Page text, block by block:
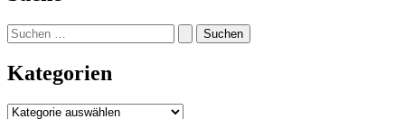
Suchen
nach:
Kategorien
Kategorien